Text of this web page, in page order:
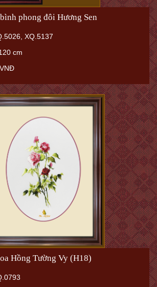
phong đôi Hương Sen
XQ.5137
cm
Hồng Tường Vy (H18)